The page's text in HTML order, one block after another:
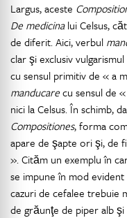
Largus, aceste
De medicinalui Celsus,
de diferit. Aici, verbul
clar şi exclusiv
cu sensul primitiv de « a
manducarecu sensul de
nici la Celsus. În schimb,
Compositiones, forma
apare de şapte ori şi, de
». Cităm un exemplu în
se impune în mod
cazuri de cefalee trebuie
de grăunţe de piper alb